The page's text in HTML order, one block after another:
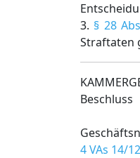
3. § 28
Straftaten
Beschluss
4 VAs 14/12